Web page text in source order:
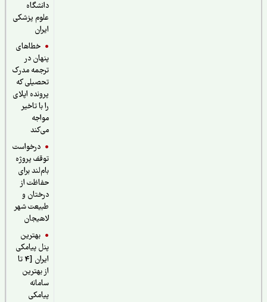
دانشگاه
علوم پزشکی
خطاهای
پنهان در
ترجمه مدرک
تحصیلی که
پرونده اپلای
را با تاخیر
درخواست
توقف پروژه
بام‌لند برای
حفاظت از
درختان و
طبیعت شهر
لاهیجان
بهترین
پنل پیامکی
ایران [4 تا
از بهترین
سامانه
پیامکی